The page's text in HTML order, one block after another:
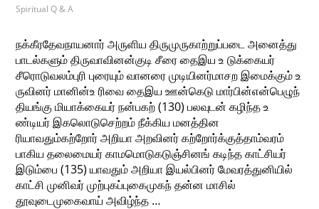
Spiritual Q & A
நக்கீரதேவநாயனார் அருளிய திருமுருகாற்றுப்படை அனைத்து
பாடல்களும் திருவாவினன்குடி சீரை தைஇய உ டுக்கையர்
சீரொடுவலம்புரி புரையும் வானரை முடியினர்மாசற இமைக்கும் உ
ருவினர் மானின்உ ரிவை தைஇய ஊன்கெடு மார்பின்என்பெழுந்
தியங்கு மியாக்கையர் நன்பகற் (130) பலவுடன் கழிந்த உ
ண்டியர் இகலொடுசெற்றம் நீக்கிய மனத்தின
ரியாவதும்கற்றோர் அறியா அறவினர் கற்றோர்க்குத்தாம்வரம்
பாகிய தலைமையர் காமமொடுகடுஞ்சினங் கடிந்த காட்சியர்
இடும்பை (135) யாவதும் அறியா இயல்பினர் மேவரத்துனியில்
காட்சி முனிவர் முற்புகப்புகைமுகந் தன்ன மாசில்
தூவுடைமுகைவாய் அவிழ்ந்த …